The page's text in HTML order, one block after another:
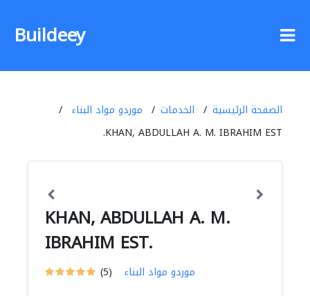
Buildeey
الصفحة الرئيسية الخدمات
موردو مواد البناء
KHAN, ABDULLAH A. M. IBRAHIM EST.
KHAN, ABDULLAH A. M.
IBRAHIM EST.
(5) موردو مواد البناء